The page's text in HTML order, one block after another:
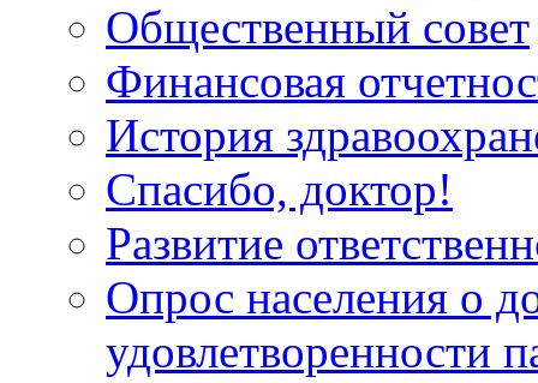
Общественный совет
Финансовая
История
Спасибо, доктор!
Развитие
Опрос населения о
удовлетворенности